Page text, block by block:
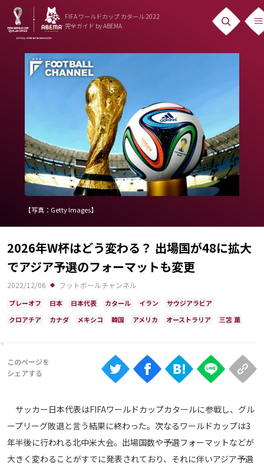
FIFA ワールドカップ カタール 2022
完全ガイド by ABEMA
ニュース
Teams
日本代表
Team Japan
日程・結果
Schedule
ランキング
Ranking
大会について
About
視聴方法
Android
Web
【写真：Getty Images】
2026年W杯はどう変わる？ 出場国が48に拡大
でアジア予選のフォーマットも変更
2022/12/06 フットボールチャンネル
プレーオフ 日本 日本代表 カタール イラン
サウジアラビア
クロアチア
カナダ メキシコ 韓国 アメリカ オーストラリア 三笘 薫
サッカー日本代表はFIFAワールドカップカタールに参戦し、グル
ープリーグ敗退と言う結果に終わった。次なるワールドカップは3
年半後に行われる北中米大会。出場国数や予選フォーマットなどが
大きく変わることがすでに発表されており、それに伴いアジア予選